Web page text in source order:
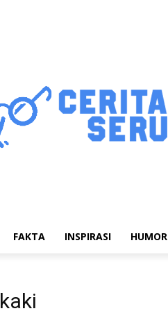
FAKTA INSPIRASI HUMOR
kaki